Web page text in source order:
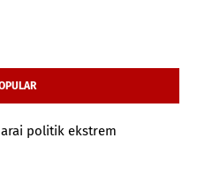
politik ekstrem